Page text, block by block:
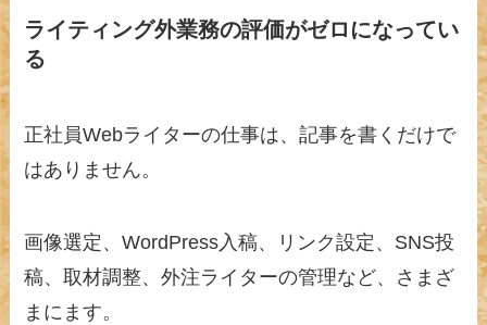
ライティング外業務の評価がゼロになってい
る
正社員Webライターの仕事は、記事を書くだけで
はありません。
画像選定、WordPress入稿、リンク設定、SNS投
稿、取材調整、外注ライターの管理など、さまざ
まにます。